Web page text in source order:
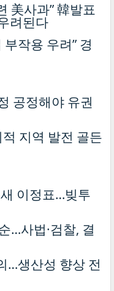
美사과” 韓발표
려된다
작용 우려” 경
공정해야 유권
지역 발전 골든
이정표…빚투
…사법·검찰, 결
…생산성 향상 전